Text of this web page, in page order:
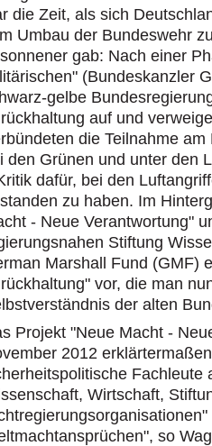
die Zeit, als sich
Umbau der Bundeswehr
gab: Nach einer
(Bundeskanzler
gelbe
auf und
die Teilnahme
den Grünen und unter den
dafür, bei den
zu haben. Im
- Neue Verantwortung"
Stiftung
Marshall Fund (GMF)
vor, die man
der alten
Projekt "Neue Macht -
2012
Fachleute
Wirtschaft,
so